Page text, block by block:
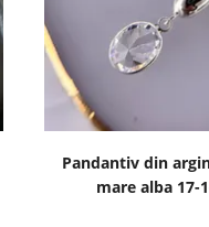
Pandantiv din
mare alba 17-